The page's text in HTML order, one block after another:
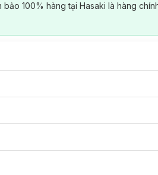
100% hàng tại Hasaki là hàng